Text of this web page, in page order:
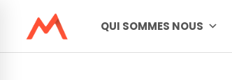
QUI SOMMES NOUS